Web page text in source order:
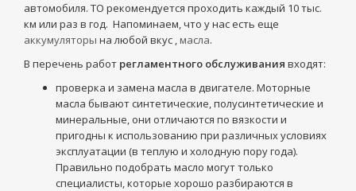
автомобиля. ТО рекомендуется проходить каждый 10 тыс.
км или раз в год. Напоминаем, что у нас есть еще
аккумуляторы на любой вкус , масла.
В перечень работ регламентного обслуживания входят:
проверка и замена масла в двигателе. Моторные
масла бывают синтетические, полусинтетические и
минеральные, они отличаются по вязкости и
пригодны к использованию при различных условиях
эксплуатации (в теплую и холодную пору года).
Правильно подобрать масло могут только
специалисты, которые хорошо разбираются в